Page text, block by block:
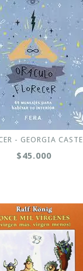
- GEORGIA
$45.000